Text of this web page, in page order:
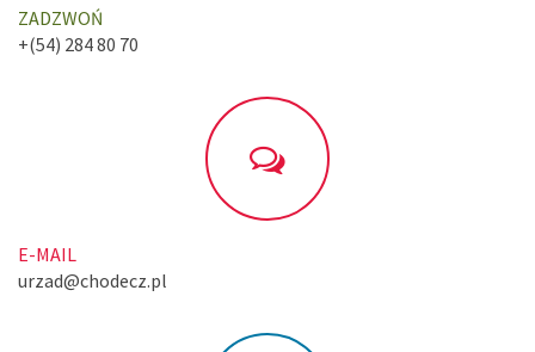
ZADZWOŃ
+(54) 284 80 70
E-MAIL
urzad@chodecz.pl